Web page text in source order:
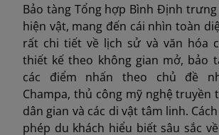
Bảo tàng Tổng hợp Bình Định trưng
hiện vật, mang đến cái nhìn toàn
rất chi tiết về lịch sử và văn hóa
thiết kế theo không gian mở, bảo
các điểm nhấn theo chủ đề
Champa, thủ công mỹ nghệ truyền
dân gian và các di vật tâm linh.
phép du khách hiểu biết sâu sắc